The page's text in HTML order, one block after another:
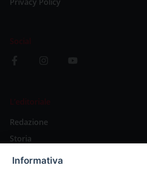
Social
L’editoriale
Redazione
Storia
Informativa